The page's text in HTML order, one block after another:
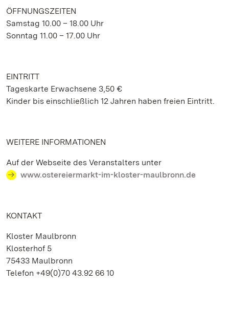
ÖFFNUNGSZEITEN
Samstag 10.00 – 18.00 Uhr
Sonntag 11.00 – 17.00 Uhr
EINTRITT
Tageskarte Erwachsene 3,50 €
Kinder bis einschließlich 12 Jahren haben freien Eintritt.
WEITERE INFORMATIONEN
Auf der Webseite des Veranstalters unter
www.ostereiermarkt-im-kloster-maulbronn.de
KONTAKT
Kloster Maulbronn
Klosterhof 5
75433 Maulbronn
Telefon +49(0)70 43.92 66 10